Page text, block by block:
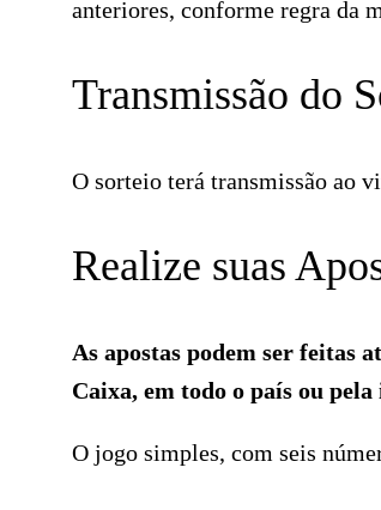
anteriores, conforme regra da
Transmissão do
O sorteio terá transmissão ao
Realize suas
As apostas podem ser feitas
Caixa, em todo o país ou
O jogo simples, com seis